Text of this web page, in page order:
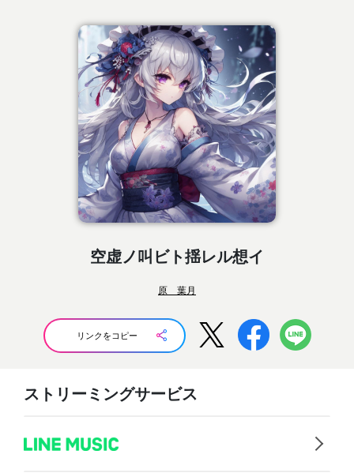
空虚ノ叫ビト揺レル想イ
原 葉月
リンクをコピー
ストリーミングサービス